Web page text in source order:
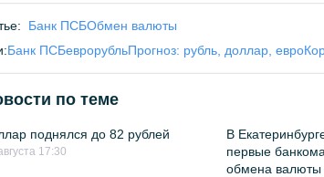
Банк ПСБОбмен валюты
Банк ПСБеврорубльПрогноз: рубль, доллар, евро
по теме
поднялся до 82 рублей
17:30
В
первые
обмена валюты